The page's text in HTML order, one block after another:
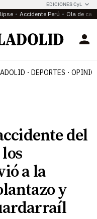
EDICIONES CyL
Accidente Perú Ola de
DEPORTES
del
los
a la
y